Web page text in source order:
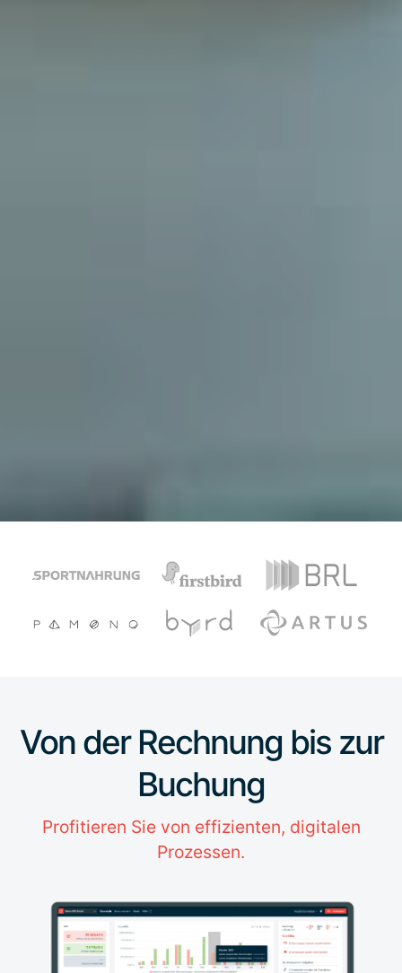
Von der Rechnung bis zur
Buchung
Profitieren Sie von effizienten, digitalen
Prozessen.